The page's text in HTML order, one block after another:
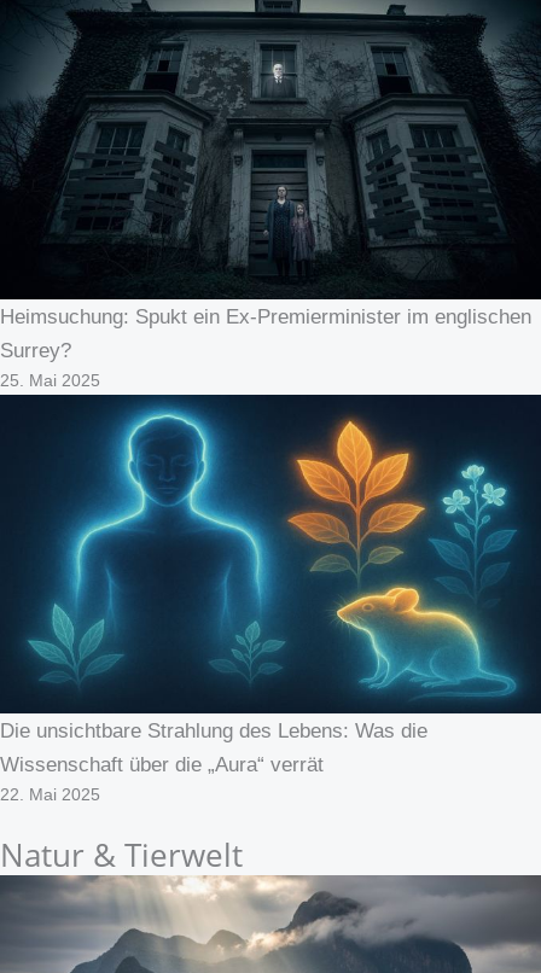
Heimsuchung: Spukt ein Ex-Premierminister im englischen
Surrey?
25. Mai 2025
Die unsichtbare Strahlung des Lebens: Was die
Wissenschaft über die „Aura“ verrät
22. Mai 2025
Natur & Tierwelt